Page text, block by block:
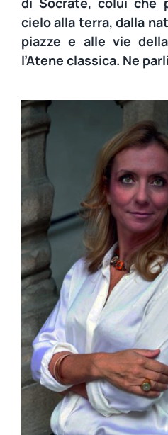
cielo alla terra, dalla
piazze e alle vie
l’Atene classica. Ne